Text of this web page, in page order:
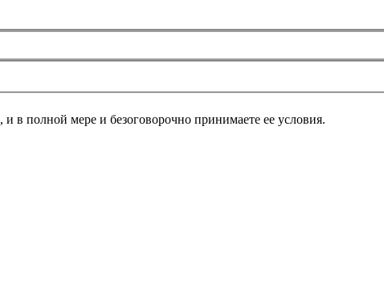
, и в полной мере и безоговорочно принимаете ее условия.